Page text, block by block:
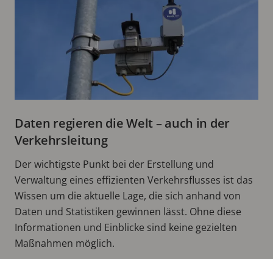
Daten regieren die Welt – auch in der
Verkehrsleitung
Der wichtigste Punkt bei der Erstellung und
Verwaltung eines effizienten Verkehrsflusses ist das
Wissen um die aktuelle Lage, die sich anhand von
Daten und Statistiken gewinnen lässt. Ohne diese
Informationen und Einblicke sind keine gezielten
Maßnahmen möglich.